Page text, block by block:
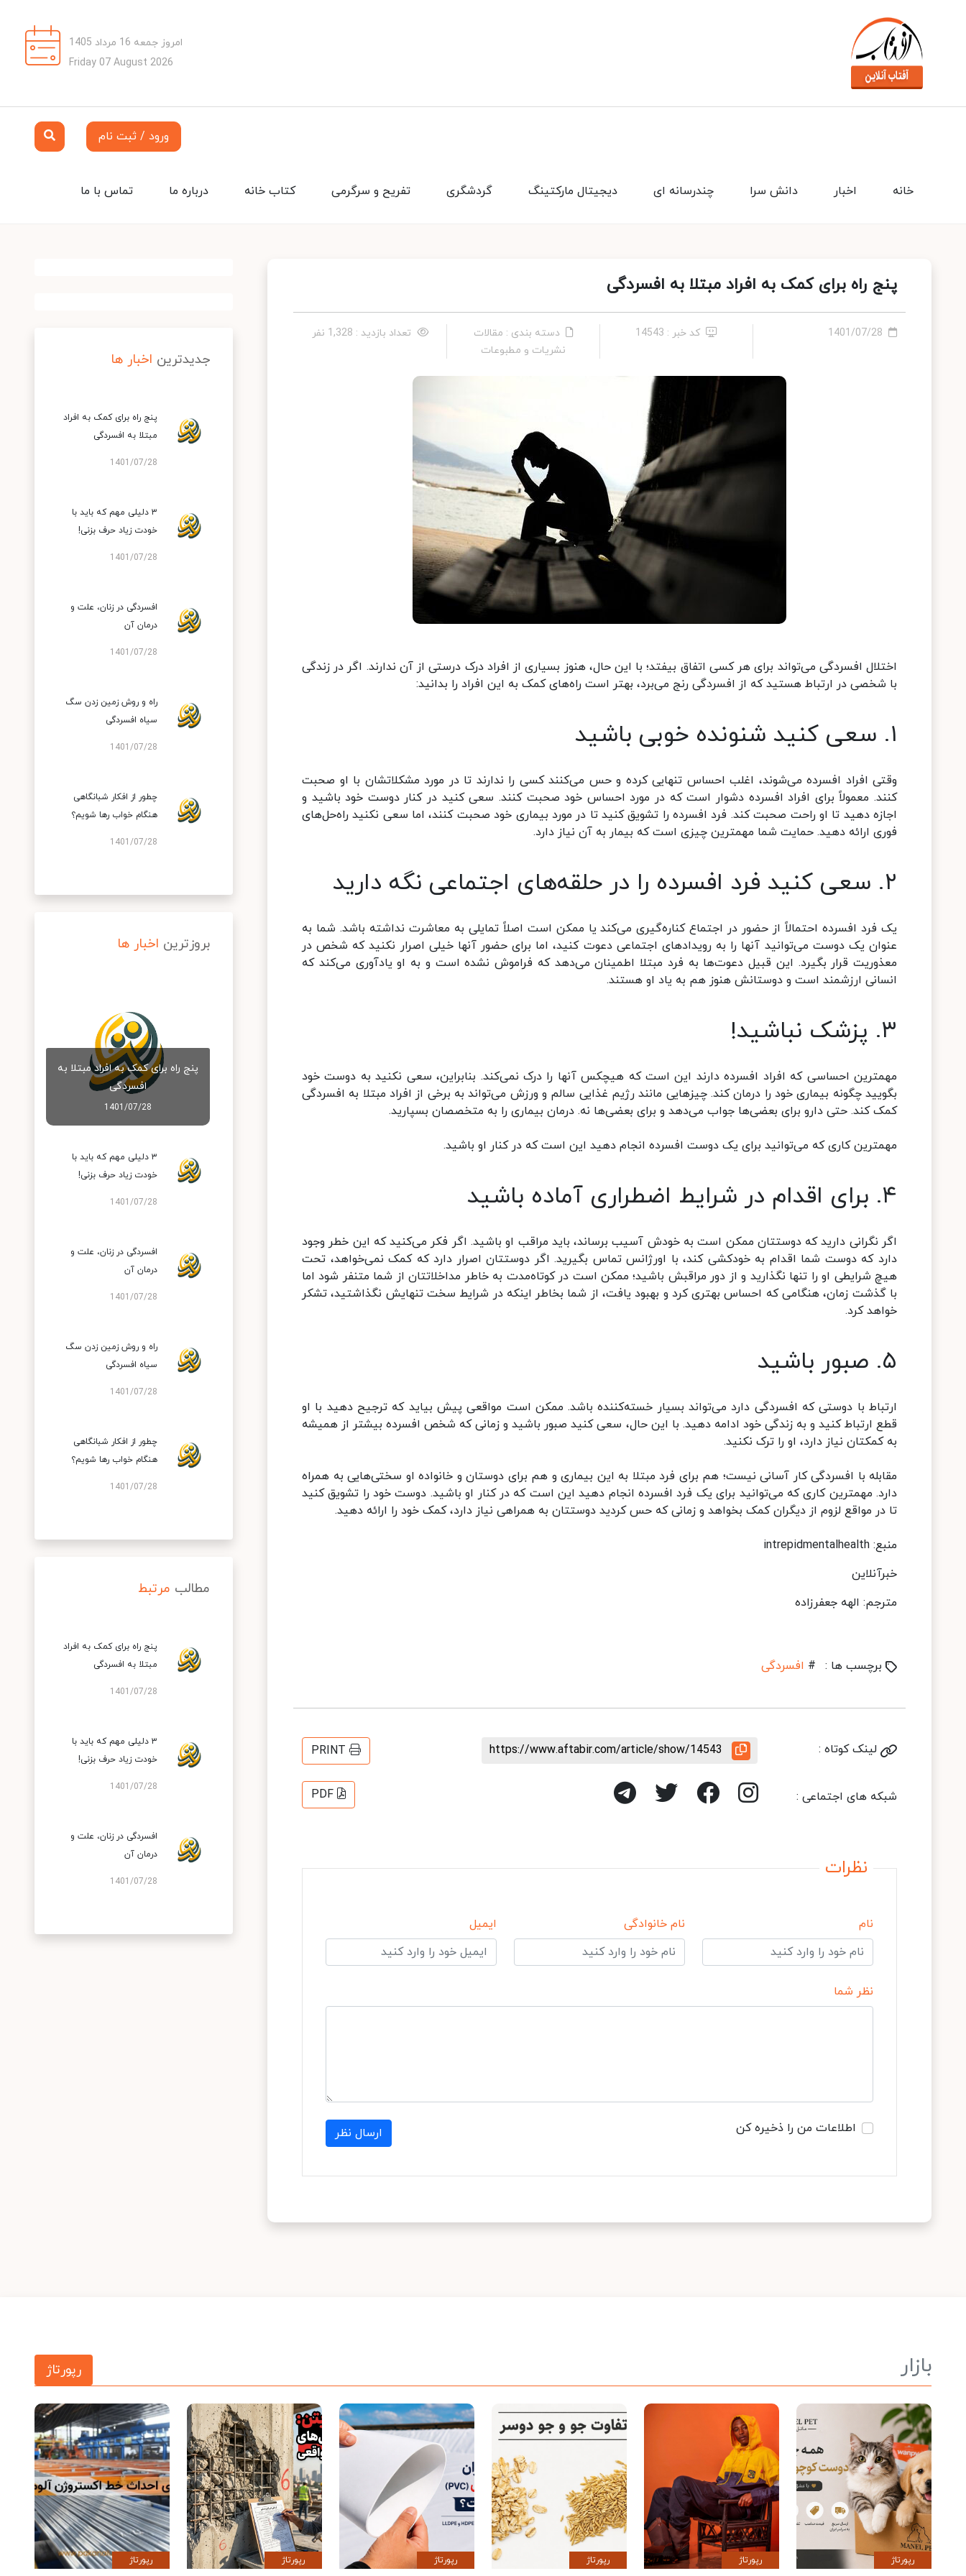
امروز جمعه 16 مرداد 1405
Friday 07 August 2026
ورود / ثبت نام
تماس با ما درباره ما کتاب خانه تفریح و سرگرمی گردشگری دیجیتال مارکتینگ چندرسانه ای دانش سرا اخبار خانه
پنج راه برای کمک به افراد مبتلا به افسردگی
1401/07/28 کد خبر : 14543
دسته بندی : مقالات
نشریات و مطبوعات
تعداد بازدید : 1,328 نفر
اختلال افسردگی می‌تواند برای هر کسی اتفاق بیفتد؛ با این حال، هنوز بسیاری از افراد درک درستی از آن ندارند. اگر در زندگی
با شخصی در ارتباط هستید که از افسردگی رنج می‌برد، بهتر است راه‌های کمک به این افراد را بدانید:
۱. سعی کنید شنونده خوبی باشید
وقتی افراد افسرده می‌شوند، اغلب احساس تنهایی کرده و حس می‌کنند کسی را ندارند تا در مورد مشکلاتشان با او صحبت
کنند. معمولاً برای افراد افسرده دشوار است که در مورد احساس خود صحبت کنند. سعی کنید در کنار دوست خود باشید و
اجازه دهید تا او راحت صحبت کند. فرد افسرده را تشویق کنید تا در مورد بیماری خود صحبت کنند، اما سعی نکنید راه‌حل‌های
فوری ارائه دهید. حمایت شما مهمترین چیزی است که بیمار به آن نیاز دارد.
۲. سعی کنید فرد افسرده را در حلقه‌های اجتماعی نگه دارید
یک فرد افسرده احتمالاً از حضور در اجتماع کناره‌گیری می‌کند یا ممکن است اصلاً تمایلی به معاشرت نداشته باشد. شما به
عنوان یک دوست می‌توانید آنها را به رویدادهای اجتماعی دعوت کنید، اما برای حضور آنها خیلی اصرار نکنید که شخص در
معذوریت قرار بگیرد. این قبیل دعوت‌ها به فرد مبتلا اطمینان می‌دهد که فراموش نشده است و به او یادآوری می‌کند که
انسانی ارزشمند است و دوستانش هنوز هم به یاد او هستند.
۳. پزشک نباشید!
مهمترین احساسی که افراد افسرده دارند این است که هیچکس آنها را درک نمی‌کند. بنابراین، سعی نکنید به دوست خود
بگویید چگونه بیماری خود را درمان کند. چیزهایی مانند رژیم غذایی سالم و ورزش می‌تواند به برخی از افراد مبتلا به افسردگی
کمک کند. حتی دارو برای بعضی‌ها جواب می‌دهد و برای بعضی‌ها نه. درمان بیماری را به متخصصان بسپارید.
مهمترین کاری که می‌توانید برای یک دوست افسرده انجام دهید این است که در کنار او باشید.
۴. برای اقدام در شرایط اضطراری آماده باشید
اگر نگرانی دارید که دوستتان ممکن است به خودش آسیب برساند، باید مراقب او باشید. اگر فکر می‌کنید که این خطر وجود
دارد که دوست شما اقدام به خودکشی کند، با اورژانس تماس بگیرید. اگر دوستتان اصرار دارد که کمک نمی‌خواهد، تحت
هیچ شرایطی او را تنها نگذارید و از دور مراقبش باشید؛ ممکن است در کوتاه‌مدت به خاطر مداخلاتتان از شما متنفر شود اما
با گذشت زمان، هنگامی که احساس بهتری کرد و بهبود یافت، از شما بخاطر اینکه در شرایط سخت تنهایش نگذاشتید، تشکر
خواهد کرد.
۵. صبور باشید
ارتباط با دوستی که افسردگی دارد می‌تواند بسیار خسته‌کننده باشد. ممکن است مواقعی پیش بیاید که ترجیح ‌دهید با او
قطع ارتباط کنید و به زندگی خود ادامه دهید. با این حال، سعی کنید صبور باشید و زمانی که شخص افسرده بیشتر از همیشه
به کمکتان نیاز دارد، او را ترک نکنید.
مقابله با افسردگی کار آسانی نیست؛ هم برای فرد مبتلا به این بیماری و هم برای دوستان و خانواده او سختی‌هایی به همراه
دارد. مهمترین کاری که می‌توانید برای یک فرد افسرده انجام دهید این است که در کنار او باشید. دوست خود را تشویق کنید
تا در مواقع لزوم از دیگران کمک بخواهد و زمانی که حس کردید دوستتان به همراهی نیاز دارد، کمک خود را ارائه دهید.
منبع: intrepidmentalhealth
خبرآنلاین
مترجم: الهه جعفرزاده
برچسب ها : # افسردگی
لینک کوتاه : https://www.aftabir.com/article/show/14543
PRINT
شبکه های اجتماعی : PDF
نظرات
نام نام خانوادگی ایمیل
نظر شما
اطلاعات من را ذخیره کن ارسال نظر
جدیدترین اخبار ها
پنج راه برای کمک به افراد
مبتلا به افسردگی
1401/07/28
۳ دلیلی مهم که باید با
خودت زیاد حرف بزنی!
1401/07/28
افسردگی در زنان، علت و
درمان آن
1401/07/28
راه و روش زمین زدن سگ
سیاه افسردگی
1401/07/28
چطور از افکار شبانگاهی
هنگام خواب رها شویم؟
1401/07/28
بروزترین اخبار ها
پنج راه برای کمک به افراد مبتلا به
افسردگی
1401/07/28
۳ دلیلی مهم که باید با
خودت زیاد حرف بزنی!
1401/07/28
افسردگی در زنان، علت و
درمان آن
1401/07/28
راه و روش زمین زدن سگ
سیاه افسردگی
1401/07/28
چطور از افکار شبانگاهی
هنگام خواب رها شویم؟
1401/07/28
مطالب مرتبط
پنج راه برای کمک به افراد
مبتلا به افسردگی
1401/07/28
۳ دلیلی مهم که باید با
خودت زیاد حرف بزنی!
1401/07/28
افسردگی در زنان، علت و
درمان آن
1401/07/28
بازار رپورتاژ
رپورتاژ رپورتاژ رپورتاژ رپورتاژ رپورتاژ رپورتاژ